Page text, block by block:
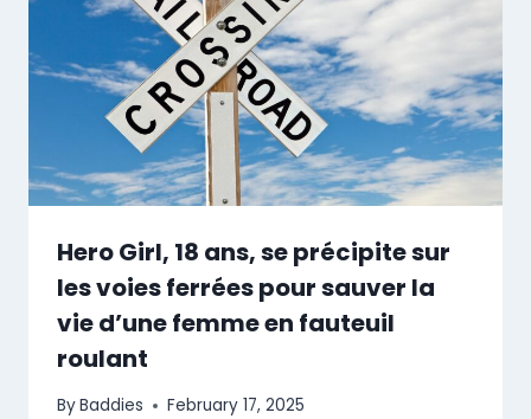
Hero Girl, 18 ans, se précipite sur
les voies ferrées pour sauver la
vie d’une femme en fauteuil
roulant
ByBaddies February 17, 2025